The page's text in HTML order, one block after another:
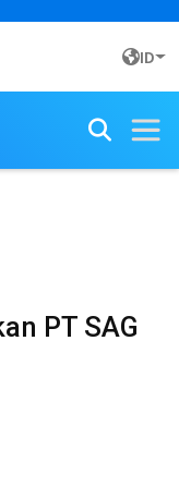
ID
PT SAG